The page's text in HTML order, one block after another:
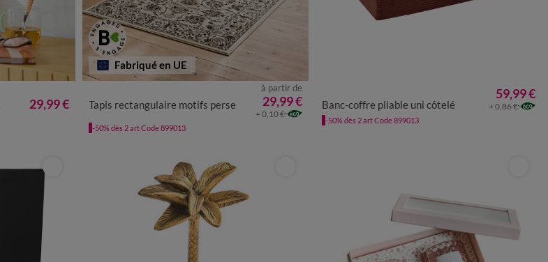
29,99 €
Fabriqué en UE
Tapis rectangulaire motifs perse
à partir de
29,99 €
+ 0,10 €
-50% dès 2 art Code 899013
Banc-coffre pliable uni côtelé
59,99 €
+ 0,86 €
-50% dès 2 art Code 899013